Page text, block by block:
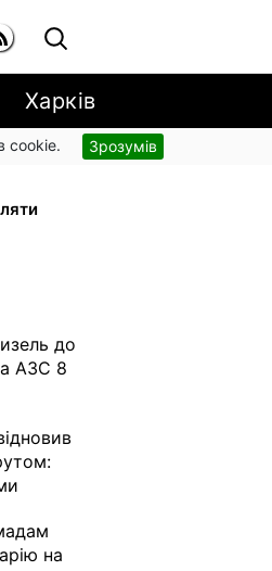
Харків
cookie. Зрозумів
до
АЗС 8
на